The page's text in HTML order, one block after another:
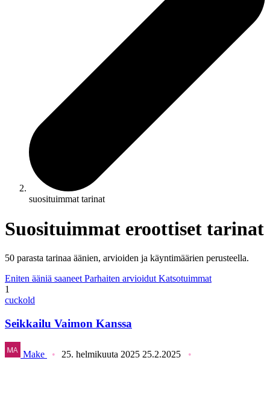
suosituimmat tarinat
Suosituimmat eroottiset tarinat
50 parasta tarinaa äänien, arvioiden ja käyntimäärien perusteella.
Eniten ääniä saaneet Parhaiten arvioidut Katsotuimmat
1
cuckold
Seikkailu Vaimon Kanssa
Make 25. helmikuuta 2025 25.2.2025